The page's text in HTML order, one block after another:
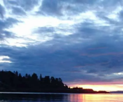
Hopp
til
innholdet